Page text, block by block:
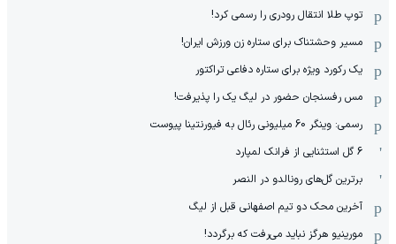
توپ طلا انتقال رودری را رسمی کرد!
مسیر وحشتناک برای ستاره زن ورزش ایران!
یک رکورد ویژه برای ستاره دفاعی تراکتور
مس رفسنجان حضور در لیگ یک را پذیرفت!
رسمی: وینگر 60 میلیونی رئال به فیورنتینا پیوست
6 گل استثنایی از فرانک لمپارد
برترین گل‌های رونالدو در النصر
آخرین محک دو تیم اصفهانی قبل از لیگ
مورینیو هرگز نباید می‌رفت که برگردد!